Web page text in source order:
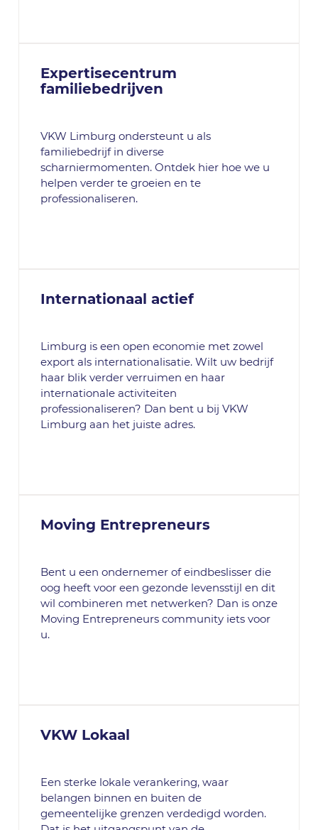
Expertisecentrum
familiebedrijven
VKW Limburg ondersteunt u als
familiebedrijf in diverse
scharniermomenten. Ontdek hier hoe we u
helpen verder te groeien en te
professionaliseren.
Internationaal actief
Limburg is een open economie met zowel
export als internationalisatie. Wilt uw bedrijf
haar blik verder verruimen en haar
internationale activiteiten
professionaliseren? Dan bent u bij VKW
Limburg aan het juiste adres.
Moving Entrepreneurs
Bent u een ondernemer of eindbeslisser die
oog heeft voor een gezonde levensstijl en dit
wil combineren met netwerken? Dan is onze
Moving Entrepreneurs community iets voor
u.
VKW Lokaal
Een sterke lokale verankering, waar
belangen binnen en buiten de
gemeentelijke grenzen verdedigd worden.